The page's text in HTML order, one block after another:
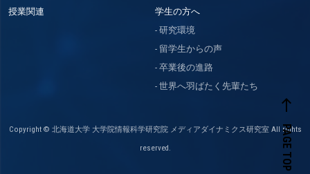
west
PAGE TOP
授業関連
学生の方へ
研究環境
留学生からの声
卒業後の進路
世界へ羽ばたく先輩たち
Copyright © 北海道大学 大学院情報科学研究院 メディアダイナミクス研究室 All rights
reserved.